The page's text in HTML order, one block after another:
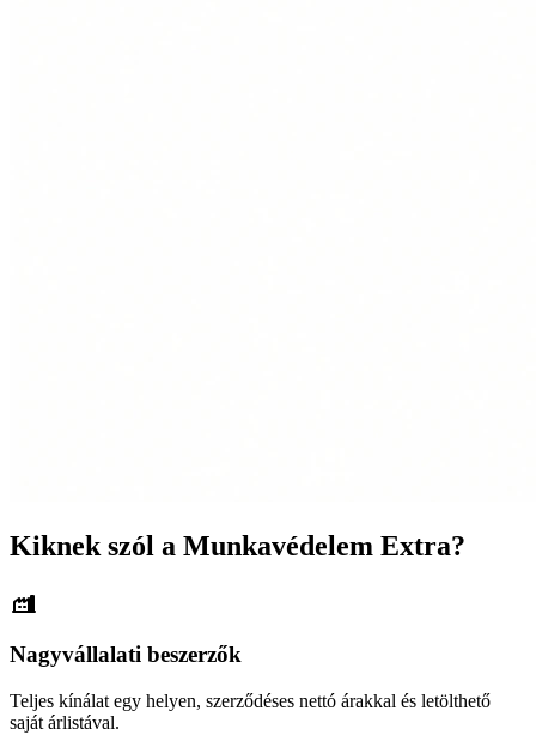
Kiknek szól a Munkavédelem Extra?
Nagyvállalati beszerzők
Teljes kínálat egy helyen, szerződéses nettó árakkal és letölthető
saját árlistával.